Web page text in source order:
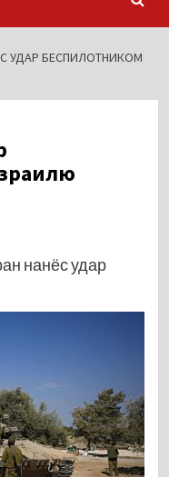
УДАР БЕСПИЛОТНИКОМ
нанёс удар